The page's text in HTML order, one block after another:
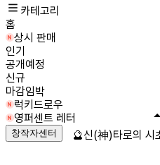
카테고리
홈
상시 판매
인기
공개예정
신규
마감임박
럭키드로우
영퍼센트 레터
창작자센터 🔮신(神)타로의 시